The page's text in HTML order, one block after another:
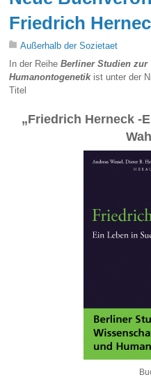
Friedrich
Außerhalb der Sozietaet
In der ReiheBerliner Studien
Humanontogenetik ist unter der
Titel
„Friedrich Herneck -